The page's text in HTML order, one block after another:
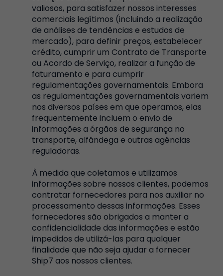
valiosos, para satisfazer nossos interesses
comerciais legítimos (incluindo a realização
de análises de tendências e estudos de
mercado), para definir preços, estabelecer
crédito, cumprir um Contrato de Transporte
ou Acordo de Serviço, realizar a função de
faturamento e para cumprir
regulamentações governamentais. Embora
as regulamentações governamentais variem
nos diversos países em que operamos, elas
frequentemente incluem o envio de
informações a órgãos de segurança no
transporte, alfândega e outras agências
reguladoras.
À medida que coletamos e utilizamos
informações sobre nossos clientes, podemos
contratar fornecedores para nos auxiliar no
processamento dessas informações. Esses
fornecedores são obrigados a manter a
confidencialidade das informações e estão
impedidos de utilizá-las para qualquer
finalidade que não seja ajudar a fornecer
Ship7 aos nossos clientes.